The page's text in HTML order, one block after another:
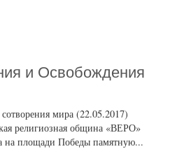
и Освобождения
мира (22.05.2017)
религиозная община «ВЕРО»
на площади Победы памятную...